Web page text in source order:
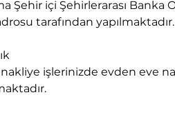
tarafından yapılmaktadır.